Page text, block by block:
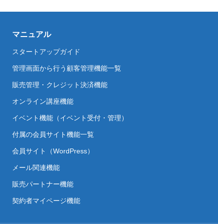
マニュアル
スタートアップガイド
管理画面から行う顧客管理機能一覧
販売管理・クレジット決済機能
オンライン講座機能
イベント機能（イベント受付・管理）
付属の会員サイト機能一覧
会員サイト（WordPress）
メール関連機能
販売パートナー機能
契約者マイページ機能